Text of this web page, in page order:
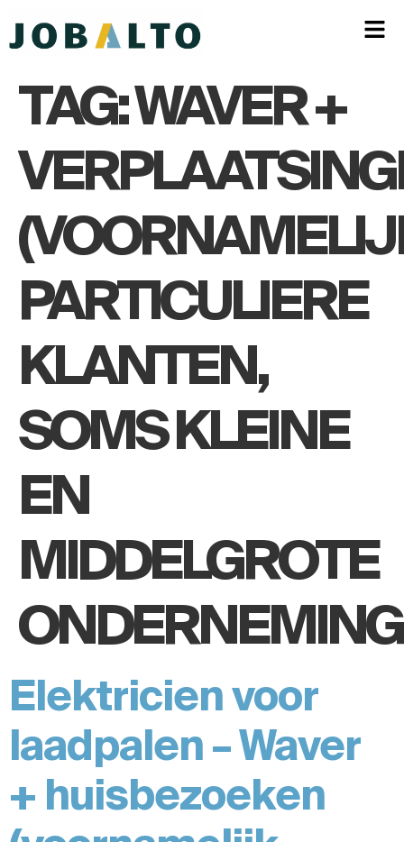
TAG:WAVER +
PARTICULIERE
KLANTEN,
SOMS KLEINE
EN
MIDDELGROTE
Elektricien voor
laadpalen – Waver
+ huisbezoeken